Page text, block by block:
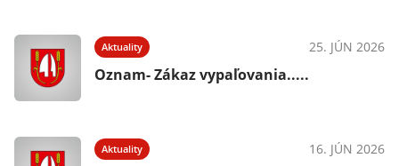
Aktuality 25. JÚN 2026
Oznam- Zákaz vypaľovania.....
Aktuality 16. JÚN 2026